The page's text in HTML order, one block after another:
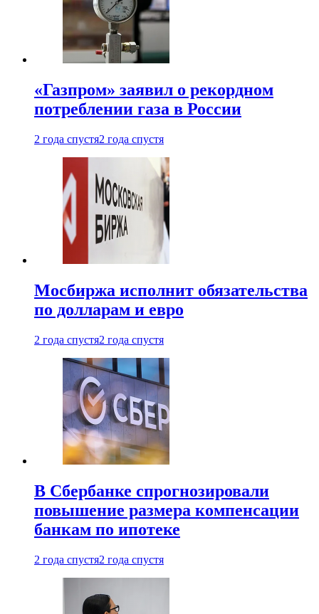
«Газпром» заявил о рекордном
потреблении газа в России
2 года спустя2 года спустя
Мосбиржа исполнит обязательства
по долларам и евро
2 года спустя2 года спустя
В Сбербанке спрогнозировали
повышение размера компенсации
банкам по ипотеке
2 года спустя2 года спустя